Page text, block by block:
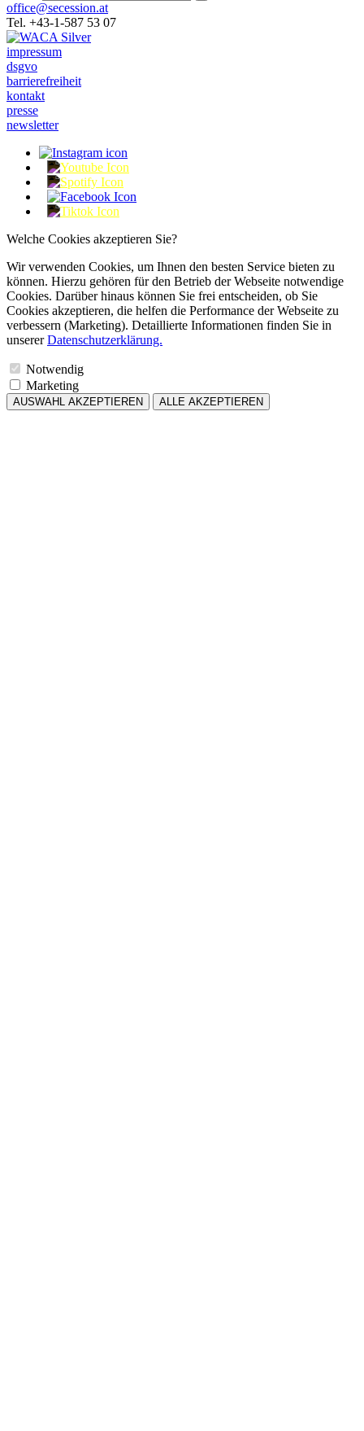
office@secession.at
Tel. +43-1-587 53 07
impressum
dsgvo
barrierefreiheit
kontakt
presse
newsletter
Welche Cookies akzeptieren Sie?
Wir verwenden Cookies, um Ihnen den besten Service bieten zu
können. Hierzu gehören für den Betrieb der Webseite notwendige
Cookies. Darüber hinaus können Sie frei entscheiden, ob Sie
Cookies akzeptieren, die helfen die Performance der Webseite zu
verbessern (Marketing). Detaillierte Informationen finden Sie in
unsererDatenschutzerklärung.
Notwendig
Marketing
AUSWAHL AKZEPTIEREN ALLE AKZEPTIEREN